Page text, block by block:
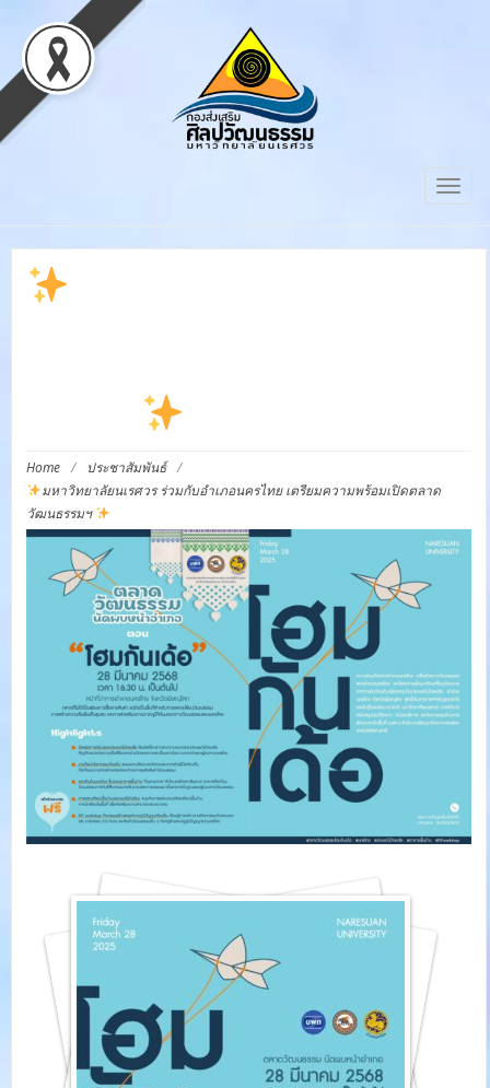
Home / ประชาสัมพันธ์ /
มหาวิทยาลัยนเรศวร ร่วมกับอำเภอนครไทย เตรียมความพร้อมเปิดตลาด
วัฒนธรรมฯ